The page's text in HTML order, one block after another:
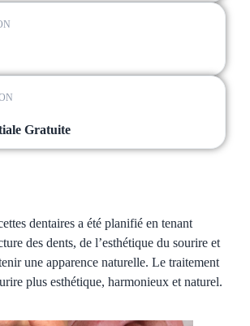
Gratuite
dentaires a été planifié en tenant
des dents, de l’esthétique du sourire et
une apparence naturelle. Le traitement
plus esthétique, harmonieux et naturel.